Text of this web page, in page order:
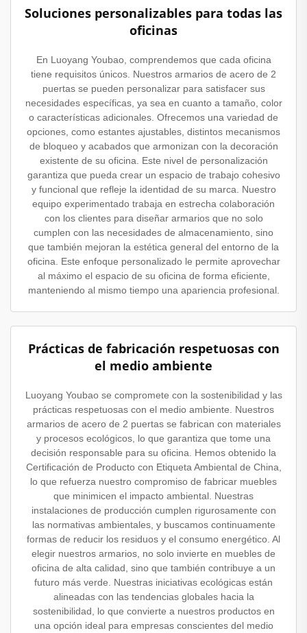
Soluciones personalizables para todas las
oficinas
En Luoyang Youbao, comprendemos que cada oficina
tiene requisitos únicos. Nuestros armarios de acero de 2
puertas se pueden personalizar para satisfacer sus
necesidades específicas, ya sea en cuanto a tamaño, color
o características adicionales. Ofrecemos una variedad de
opciones, como estantes ajustables, distintos mecanismos
de bloqueo y acabados que armonizan con la decoración
existente de su oficina. Este nivel de personalización
garantiza que pueda crear un espacio de trabajo cohesivo
y funcional que refleje la identidad de su marca. Nuestro
equipo experimentado trabaja en estrecha colaboración
con los clientes para diseñar armarios que no solo
cumplen con las necesidades de almacenamiento, sino
que también mejoran la estética general del entorno de la
oficina. Este enfoque personalizado le permite aprovechar
al máximo el espacio de su oficina de forma eficiente,
manteniendo al mismo tiempo una apariencia profesional.
Prácticas de fabricación respetuosas con
el medio ambiente
Luoyang Youbao se compromete con la sostenibilidad y las
prácticas respetuosas con el medio ambiente. Nuestros
armarios de acero de 2 puertas se fabrican con materiales
y procesos ecológicos, lo que garantiza que tome una
decisión responsable para su oficina. Hemos obtenido la
Certificación de Producto con Etiqueta Ambiental de China,
lo que refuerza nuestro compromiso de fabricar muebles
que minimicen el impacto ambiental. Nuestras
instalaciones de producción cumplen rigurosamente con
las normativas ambientales, y buscamos continuamente
formas de reducir los residuos y el consumo energético. Al
elegir nuestros armarios, no solo invierte en muebles de
oficina de alta calidad, sino que también contribuye a un
futuro más verde. Nuestras iniciativas ecológicas están
alineadas con las tendencias globales hacia la
sostenibilidad, lo que convierte a nuestros productos en
una opción ideal para empresas conscientes del medio